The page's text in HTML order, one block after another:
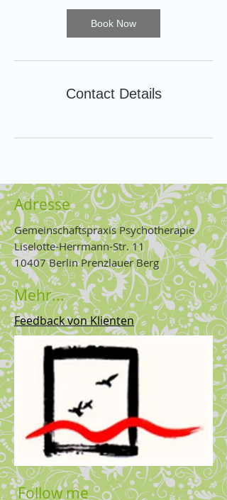
i
Book Now
Contact Details
Adresse
Gemeinschaftspraxis Psychotherapie
Liselotte-Herrmann-Str. 11
10407 Berlin Prenzlauer Berg
Mehr...
Feedback von Klienten
Follow me